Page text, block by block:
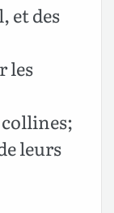
et des
les
collines;
leurs